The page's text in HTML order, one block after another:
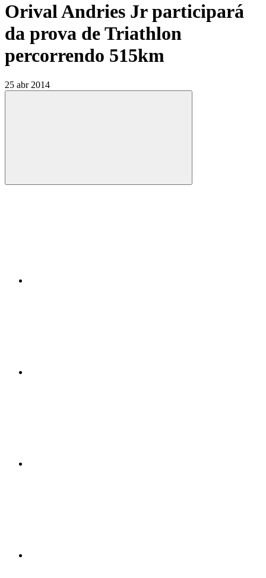
Orival Andries Jr participará
da prova de Triathlon
percorrendo 515km
25 abr 2014
Compartilhar